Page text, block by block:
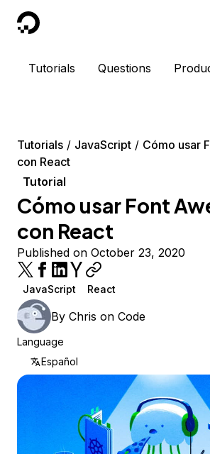
DigitalOcean
Tutorials Questions
Tutorials JavaScript
Cómo usar
con React
Tutorial
Cómo usar Font
con React
Published on October 23, 2020
JavaScript React
By Chris on Code
Language
Español